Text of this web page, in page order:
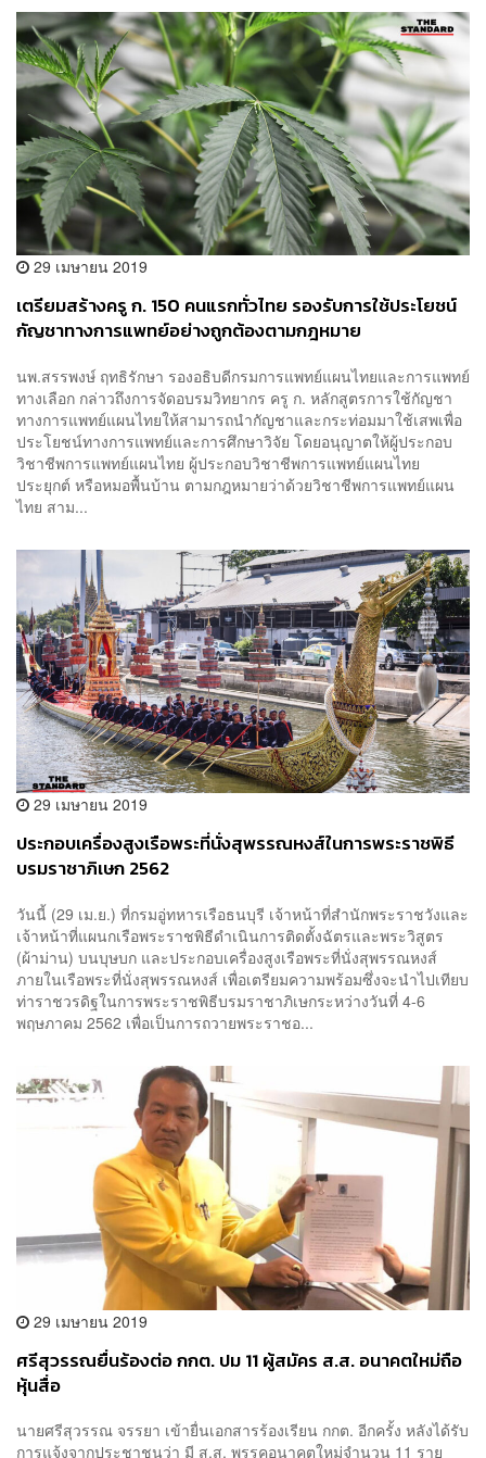
29 เมษายน 2019
เตรียมสร้างครู ก. 150 คนแรกทั่วไทย รองรับการใช้ประโยชน์
กัญชาทางการแพทย์อย่างถูกต้องตามกฎหมาย
นพ.สรรพงษ์ ฤทธิรักษา รองอธิบดีกรมการแพทย์แผนไทยและการแพทย์
ทางเลือก กล่าวถึงการจัดอบรมวิทยากร ครู ก. หลักสูตรการใช้กัญชา
ทางการแพทย์แผนไทยให้สามารถนำกัญชาและกระท่อมมาใช้เสพเพื่อ
ประโยชน์ทางการแพทย์และการศึกษาวิจัย โดยอนุญาตให้ผู้ประกอบ
วิชาชีพการแพทย์แผนไทย ผู้ประกอบวิชาชีพการแพทย์แผนไทย
ประยุกต์ หรือหมอพื้นบ้าน ตามกฎหมายว่าด้วยวิชาชีพการแพทย์แผน
ไทย สาม...
29 เมษายน 2019
ประกอบเครื่องสูงเรือพระที่นั่งสุพรรณหงส์ในการพระราชพิธี
บรมราชาภิเษก 2562
วันนี้ (29 เม.ย.) ที่กรมอู่ทหารเรือธนบุรี เจ้าหน้าที่สำนักพระราชวังและ
เจ้าหน้าที่แผนกเรือพระราชพิธีดำเนินการติดตั้งฉัตรและพระวิสูตร
(ผ้าม่าน) บนบุษบก และประกอบเครื่องสูงเรือพระที่นั่งสุพรรณหงส์
ภายในเรือพระที่นั่งสุพรรณหงส์ เพื่อเตรียมความพร้อมซึ่งจะนำไปเทียบ
ท่าราชวรดิฐในการพระราชพิธีบรมราชาภิเษกระหว่างวันที่ 4-6
พฤษภาคม 2562 เพื่อเป็นการถวายพระราชอ...
29 เมษายน 2019
ศรีสุวรรณยื่นร้องต่อ กกต. ปม 11 ผู้สมัคร ส.ส. อนาคตใหม่ถือ
หุ้นสื่อ
นายศรีสุวรรณ จรรยา เข้ายื่นเอกสารร้องเรียน กกต. อีกครั้ง หลังได้รับ
การแจ้งจากประชาชนว่า มี ส.ส. พรรคอนาคตใหม่จำนวน 11 ราย